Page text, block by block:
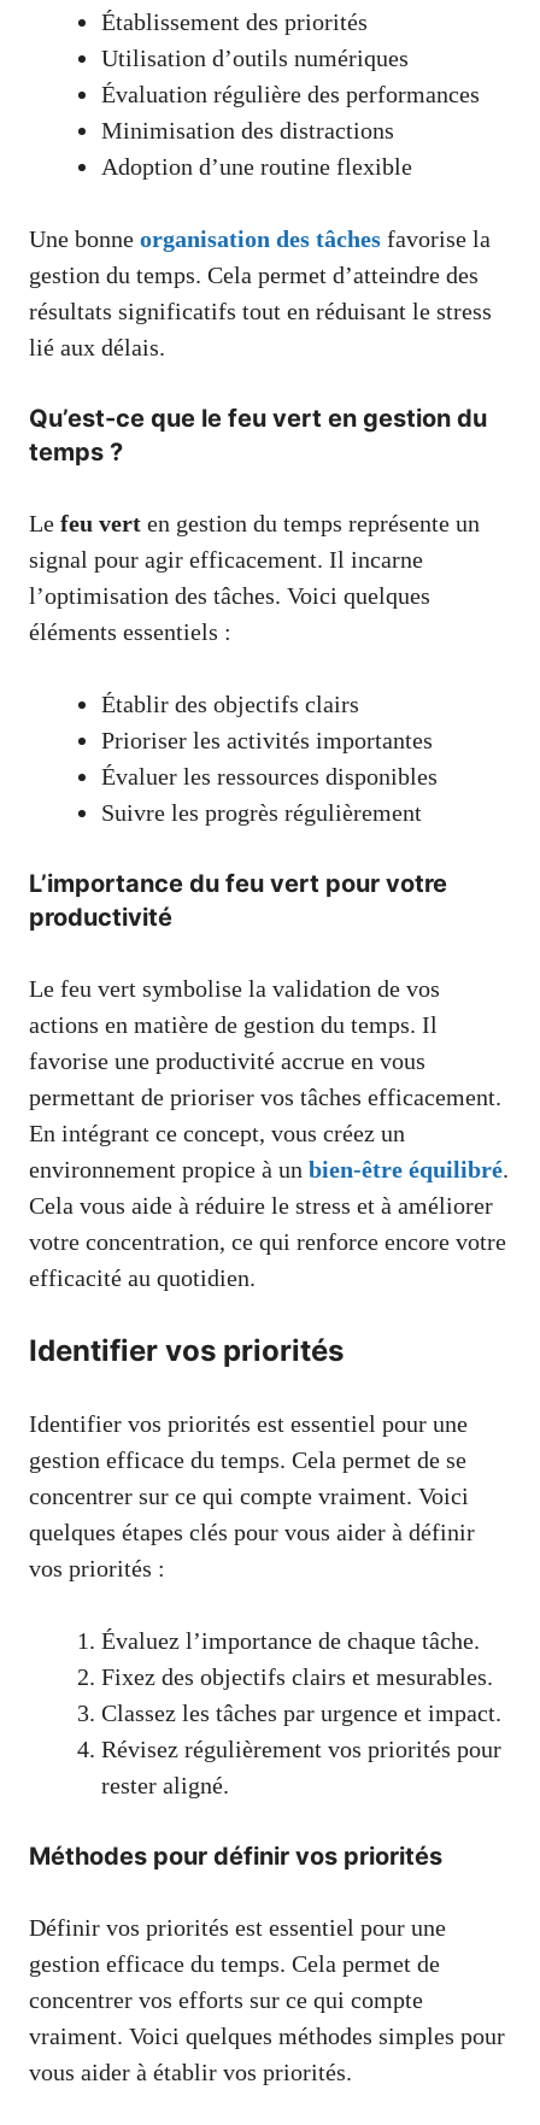
Établissement des priorités
Utilisation d’outils numériques
Évaluation régulière des performances
Minimisation des distractions
Adoption d’une routine flexible
Une bonne organisation des tâches favorise la
gestion du temps. Cela permet d’atteindre des
résultats significatifs tout en réduisant le stress
lié aux délais.
Qu’est-ce que le feu vert en gestion du
temps ?
Le feu vert en gestion du temps représente un
signal pour agir efficacement. Il incarne
l’optimisation des tâches. Voici quelques
éléments essentiels :
Établir des objectifs clairs
Prioriser les activités importantes
Évaluer les ressources disponibles
Suivre les progrès régulièrement
L’importance du feu vert pour votre
productivité
Le feu vert symbolise la validation de vos
actions en matière de gestion du temps. Il
favorise une productivité accrue en vous
permettant de prioriser vos tâches efficacement.
En intégrant ce concept, vous créez un
environnement propice à un bien-être équilibré.
Cela vous aide à réduire le stress et à améliorer
votre concentration, ce qui renforce encore votre
efficacité au quotidien.
Identifier vos priorités
Identifier vos priorités est essentiel pour une
gestion efficace du temps. Cela permet de se
concentrer sur ce qui compte vraiment. Voici
quelques étapes clés pour vous aider à définir
vos priorités :
Évaluez l’importance de chaque tâche.
Fixez des objectifs clairs et mesurables.
Classez les tâches par urgence et impact.
Révisez régulièrement vos priorités pour
rester aligné.
Méthodes pour définir vos priorités
Définir vos priorités est essentiel pour une
gestion efficace du temps. Cela permet de
concentrer vos efforts sur ce qui compte
vraiment. Voici quelques méthodes simples pour
vous aider à établir vos priorités.